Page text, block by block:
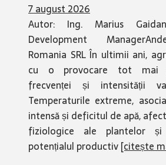
7 august 2026
Autor: Ing. Marius
Development
Romania SRL În ultimii ani,
cu o provocare tot mai
frecvenței și intensității
Temperaturile extreme,
intensă și deficitul de apă,
fiziologice ale plantelor și
potențialul productiv[citește